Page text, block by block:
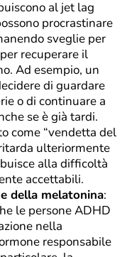
al jet lag
procrastinare
sveglie per
recuperare il
Ad esempio, un
di guardare
o di continuare a
se è già tardi.
come “vendetta del
ulteriormente
alla difficoltà
accettabili.
della melatonina:
le persone ADHD
nella
responsabile